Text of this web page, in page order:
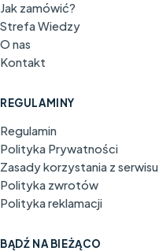
Jak zamówić?
Strefa Wiedzy
O nas
Kontakt
REGULAMINY
Regulamin
Polityka Prywatności
Zasady korzystania z serwisu
Polityka zwrotów
Polityka reklamacji
BĄDŹ NA BIEŻĄCO